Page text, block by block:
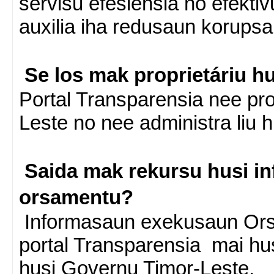
auxilia iha redusaun
Se los mak proprietáriu
Portal Transparensia nee
Leste no nee administra liu
Saida mak rekursu husi
orsamentu?
Informasaun exekusaun
portal Transparensia mai
husi Governu Timor-Leste.